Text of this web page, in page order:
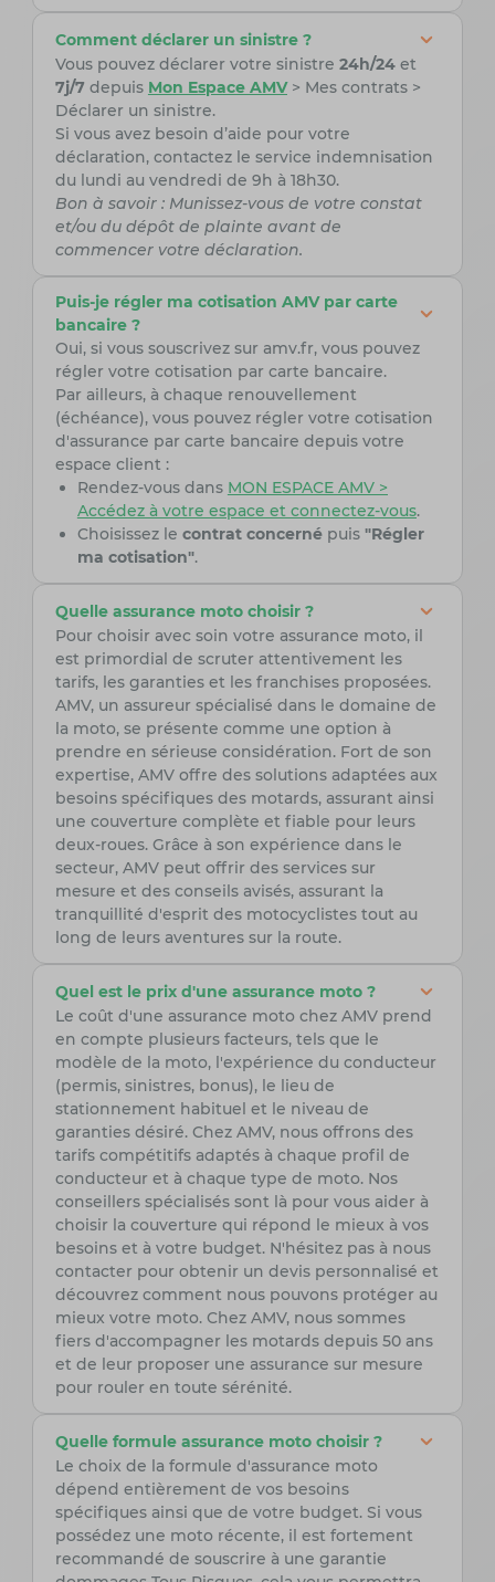
Comment déclarer un sinistre ?
Vous pouvez déclarer votre sinistre 24h/24et
7j/7 depuis Mon Espace AMV> Mes contrats >
Déclarer un sinistre.
Si vous avez besoin d’aide pour votre
déclaration, contactez le service indemnisation
du lundi au vendredi de 9h à 18h30.
Bon à savoir : Munissez-vous de votre constat
et/ou du dépôt de plainte avant de
commencer votre déclaration.
Puis-je régler ma cotisation AMV par carte
bancaire ?
Oui, si vous souscrivez sur amv.fr, vous pouvez
régler votre cotisation par carte bancaire.
Par ailleurs, à chaque renouvellement
(échéance), vous pouvez régler votre cotisation
d'assurance par carte bancaire depuis votre
espace client :
Rendez-vous dans MON ESPACE AMV >
Accédez à votre espace et connectez-vous.
Choisissez le contrat concernépuis "Régler
ma cotisation".
Quelle assurance moto choisir ?
Pour choisir avec soin votre assurance moto, il
est primordial de scruter attentivement les
tarifs, les garanties et les franchises proposées.
AMV, un assureur spécialisé dans le domaine de
la moto, se présente comme une option à
prendre en sérieuse considération. Fort de son
expertise, AMV offre des solutions adaptées aux
besoins spécifiques des motards, assurant ainsi
une couverture complète et fiable pour leurs
deux-roues. Grâce à son expérience dans le
secteur, AMV peut offrir des services sur
mesure et des conseils avisés, assurant la
tranquillité d'esprit des motocyclistes tout au
long de leurs aventures sur la route.
Quel est le prix d'une assurance moto ?
Le coût d'une assurance moto chez AMV prend
en compte plusieurs facteurs, tels que le
modèle de la moto, l'expérience du conducteur
(permis, sinistres, bonus), le lieu de
stationnement habituel et le niveau de
garanties désiré. Chez AMV, nous offrons des
tarifs compétitifs adaptés à chaque profil de
conducteur et à chaque type de moto. Nos
conseillers spécialisés sont là pour vous aider à
choisir la couverture qui répond le mieux à vos
besoins et à votre budget. N'hésitez pas à nous
contacter pour obtenir un devis personnalisé et
découvrez comment nous pouvons protéger au
mieux votre moto. Chez AMV, nous sommes
fiers d'accompagner les motards depuis 50 ans
et de leur proposer une assurance sur mesure
pour rouler en toute sérénité.
Quelle formule assurance moto choisir ?
Le choix de la formule d'assurance moto
dépend entièrement de vos besoins
spécifiques ainsi que de votre budget. Si vous
possédez une moto récente, il est fortement
recommandé de souscrire à une garantie